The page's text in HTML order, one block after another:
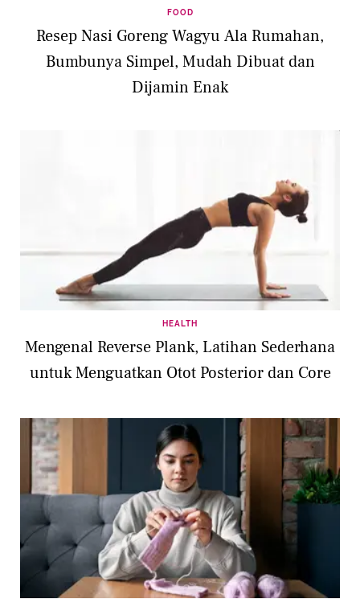
FOOD
Resep Nasi Goreng Wagyu Ala Rumahan,
Bumbunya Simpel, Mudah Dibuat dan
Dijamin Enak
HEALTH
Mengenal Reverse Plank, Latihan Sederhana
untuk Menguatkan Otot Posterior dan Core